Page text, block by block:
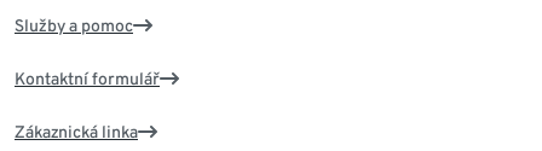
Služby a pomoc
Kontaktní formulář
Zákaznická linka